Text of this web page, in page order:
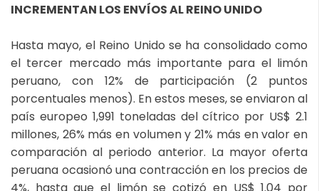
INCREMENTAN LOS ENVÍOS AL REINO UNIDO
Hasta mayo, el Reino Unido se ha consolidado como
el tercer mercado más importante para el limón
peruano, con 12% de participación (2 puntos
porcentuales menos). En estos meses, se enviaron al
país europeo 1,991 toneladas del cítrico por US$ 2.1
millones, 26% más en volumen y 21% más en valor en
comparación al periodo anterior. La mayor oferta
peruana ocasionó una contracción en los precios de
4%, hasta que el limón se cotizó en US$ 1.04 por